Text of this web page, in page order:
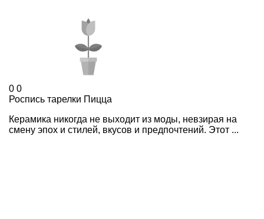
0 0
Роспись тарелки Пицца
Керамика никогда не выходит из моды, невзирая на
смену эпох и стилей, вкусов и предпочтений. Этот ...